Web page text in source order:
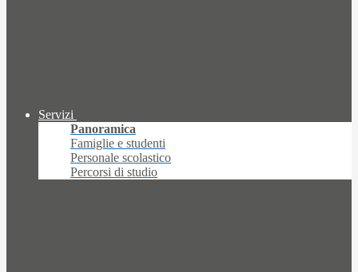
Servizi
Panoramica
Famiglie e studenti
Personale scolastico
Percorsi di studio